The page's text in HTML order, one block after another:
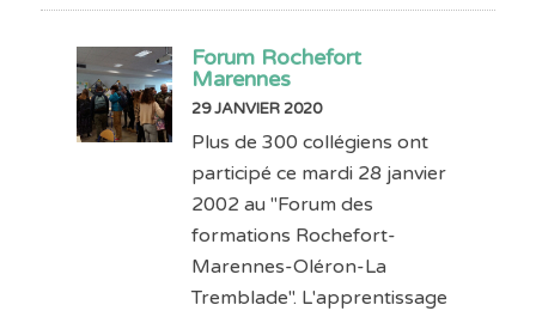
Forum Rochefort
Marennes
29 JANVIER 2020
Plus de 300 collégiens ont
participé ce mardi 28 janvier
2002 au "Forum des
formations Rochefort-
Marennes-Oléron-La
Tremblade". L'apprentissage